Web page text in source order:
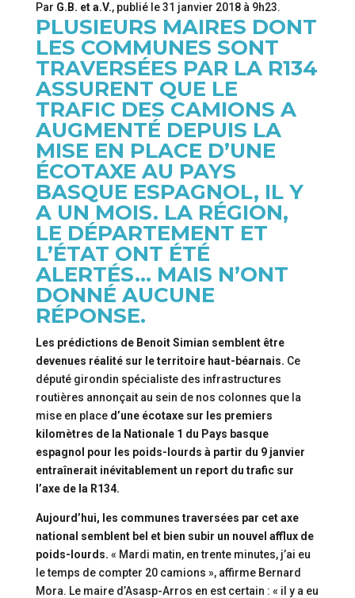
Par G.B. et a.V., publié le31 janvier 2018 à 9h23.
PLUSIEURS MAIRES DONT
LES COMMUNES SONT
TRAVERSÉES PAR LA R134
ASSURENT QUE LE
TRAFIC DES CAMIONS A
AUGMENTÉ DEPUIS LA
MISE EN PLACE D’UNE
ÉCOTAXE AU PAYS
BASQUE ESPAGNOL, IL Y
A UN MOIS. LA RÉGION,
LE DÉPARTEMENT ET
L’ÉTAT ONT ÉTÉ
ALERTÉS… MAIS N’ONT
DONNÉ AUCUNE
RÉPONSE.
Les prédictions de Benoit Simian semblent être
devenues réalité sur le territoire haut-béarnais. Ce
député girondin spécialiste des infrastructures
routières annonçait au sein de nos colonnes que la
mise en place d’une écotaxe sur les premiers
kilomètres de la Nationale 1 du Pays basque
espagnol pour les poids-lourds à partir du 9 janvier
entraînerait inévitablement un report du trafic sur
l’axe de la R134.
Aujourd’hui, les communes traversées par cet axe
national semblent bel et bien subir un nouvel afflux de
poids-lourds. « Mardi matin, en trente minutes, j’ai eu
le temps de compter 20 camions », affirme Bernard
Mora. Le maire d’Asasp-Arros en est certain : « il y a eu